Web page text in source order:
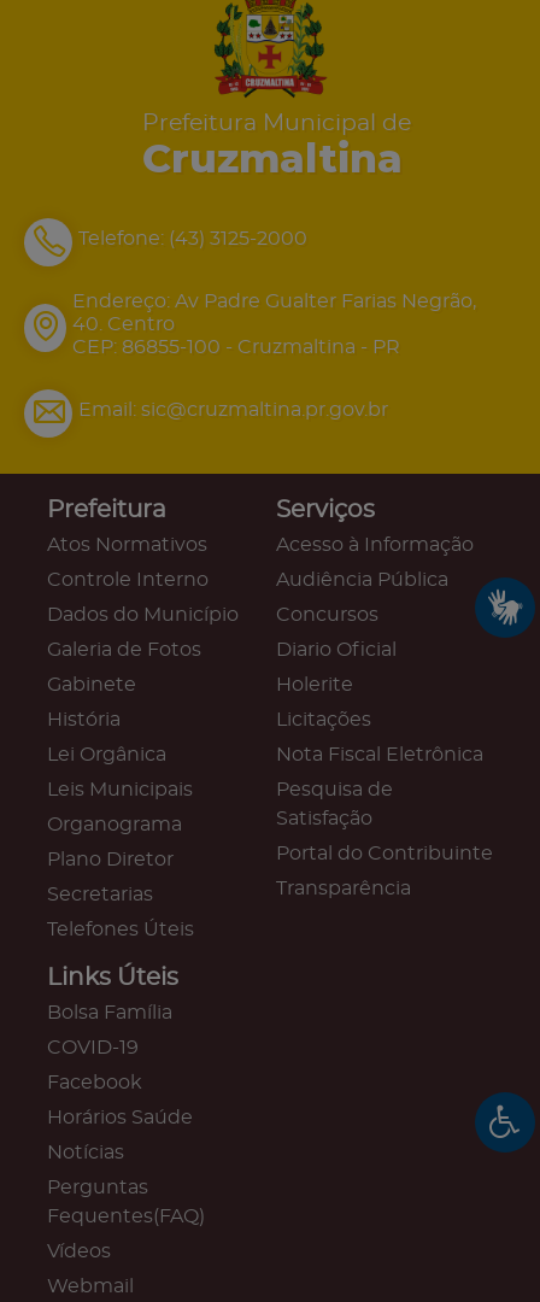
Prefeitura Municipal de
Cruzmaltina
Telefone: (43) 3125-2000
Endereço: Av Padre Gualter Farias Negrão,
40. Centro
CEP: 86855-100 - Cruzmaltina - PR
Email: sic@cruzmaltina.pr.gov.br
Prefeitura
Atos Normativos
Controle Interno
Dados do Município
Galeria de Fotos
Gabinete
História
Lei Orgânica
Leis Municipais
Organograma
Plano Diretor
Secretarias
Telefones Úteis
Serviços
Acesso à Informação
Audiência Pública
Concursos
Diario Oficial
Holerite
Licitações
Nota Fiscal Eletrônica
Pesquisa de
Satisfação
Portal do Contribuinte
Transparência
Links Úteis
Bolsa Família
COVID-19
Facebook
Horários Saúde
Notícias
Perguntas
Fequentes(FAQ)
Vídeos
Webmail